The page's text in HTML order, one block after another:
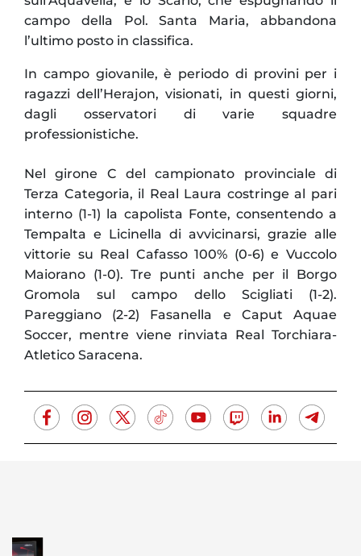
campo della Pol. Santa Maria, abbandona
l’ultimo posto in classifica.
In campo giovanile, è periodo di provini per i
ragazzi dell’Herajon, visionati, in questi giorni,
dagli osservatori di varie squadre
professionistiche.
Nel girone C del campionato provinciale di
Terza Categoria, il Real Laura costringe al pari
interno (1-1) la capolista Fonte, consentendo a
Tempalta e Licinella di avvicinarsi, grazie alle
vittorie su Real Cafasso 100% (0-6) e Vuccolo
Maiorano (1-0). Tre punti anche per il Borgo
Gromola sul campo dello Scigliati (1-2).
Pareggiano (2-2) Fasanella e Caput Aquae
Soccer, mentre viene rinviata Real Torchiara-
Atletico Saracena.